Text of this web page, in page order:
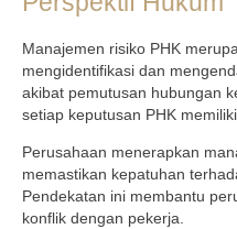
Manajemen risiko PHK
mengidentifikasi dan
akibat pemutusan hubungan
setiap keputusan PHK
Perusahaan menerapkan
memastikan kepatuhan
Pendekatan ini membantu
konflik dengan pekerja.